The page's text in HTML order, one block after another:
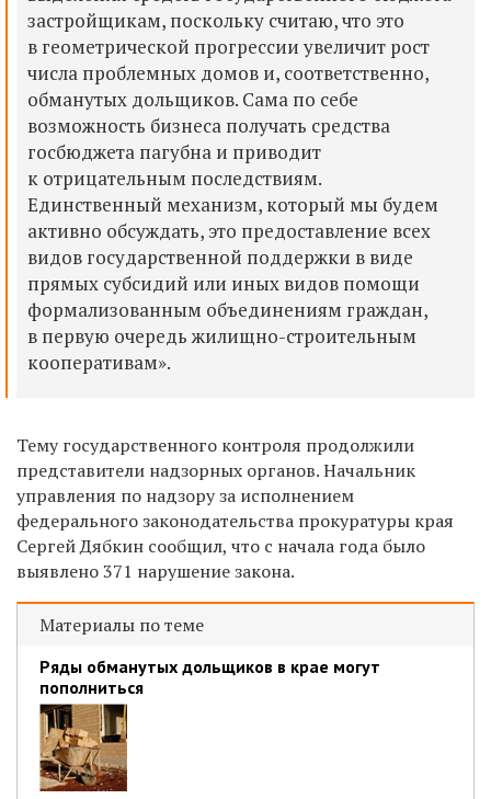
застройщикам, поскольку считаю, что это
в геометрической прогрессии увеличит рост
числа проблемных домов и, соответственно,
обманутых дольщиков. Сама по себе
возможность бизнеса получать средства
госбюджета пагубна и приводит
к отрицательным последствиям.
Единственный механизм, который мы будем
активно обсуждать, это предоставление всех
видов государственной поддержки в виде
прямых субсидий или иных видов помощи
формализованным объединениям граждан,
в первую очередь жилищно-строительным
кооперативам».
Тему государственного контроля продолжили
представители надзорных органов. Начальник
управления по надзору за исполнением
федерального законодательства прокуратуры края
Сергей Дябкин сообщил, что с начала года было
выявлено 371 нарушение закона.
Материалы по теме
Ряды обманутых дольщиков в крае могут
пополниться